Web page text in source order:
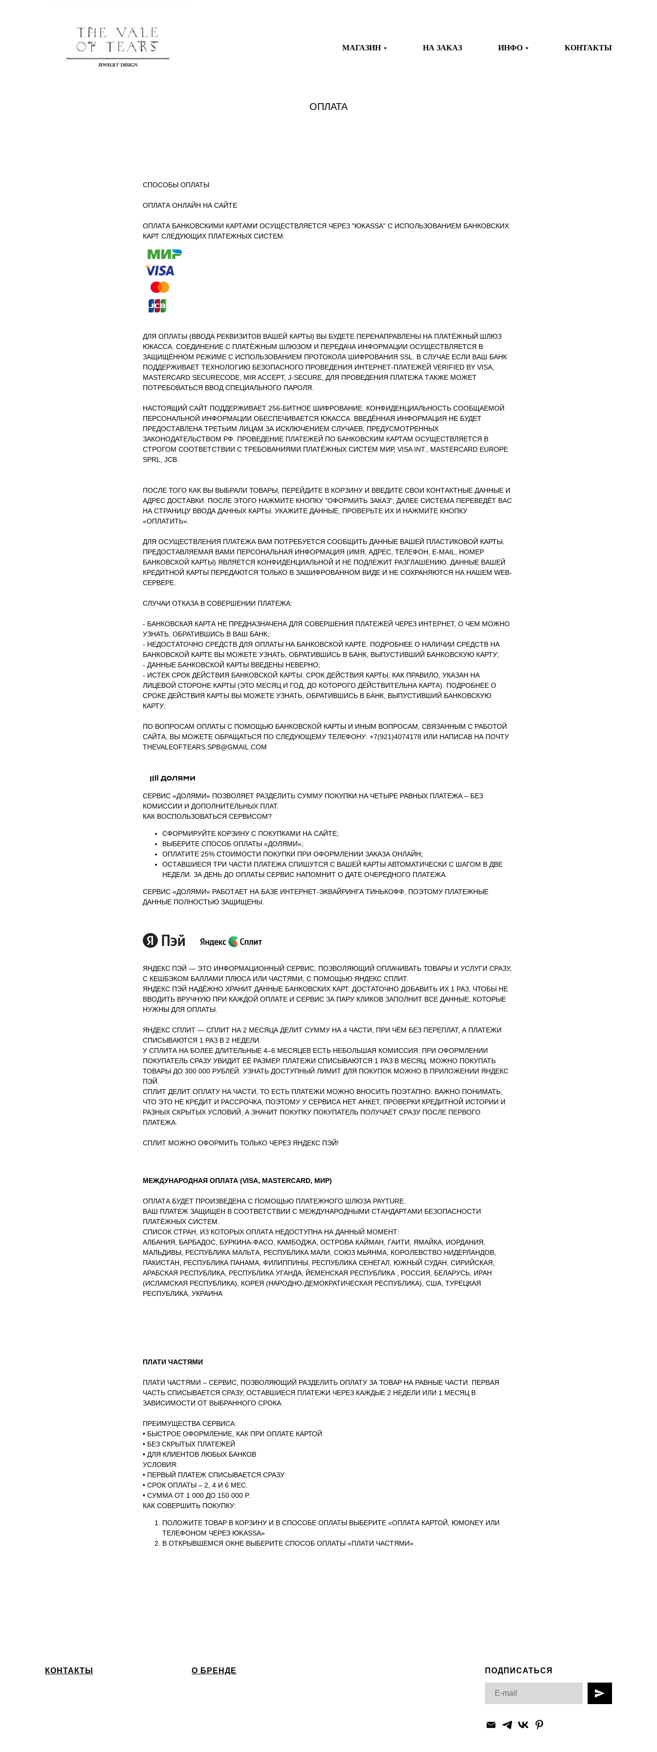
МАГАЗИН НА ЗАКАЗ ИНФО КОНТАКТЫ
ОПЛАТА
СПОСОБЫ ОПЛАТЫ
ОПЛАТА ОНЛАЙН НА САЙТЕ
ОПЛАТА БАНКОВСКИМИ КАРТАМИ ОСУЩЕСТВЛЯЕТСЯ ЧЕРЕЗ "ЮKASSA" С ИСПОЛЬЗОВАНИЕМ БАНКОВСКИХ
КАРТ СЛЕДУЮЩИХ ПЛАТЕЖНЫХ СИСТЕМ:
ДЛЯ ОПЛАТЫ (ВВОДА РЕКВИЗИТОВ ВАШЕЙ КАРТЫ) ВЫ БУДЕТЕ ПЕРЕНАПРАВЛЕНЫ НА ПЛАТЁЖНЫЙ ШЛЮЗ
ЮКАССА. СОЕДИНЕНИЕ С ПЛАТЁЖНЫМ ШЛЮЗОМ И ПЕРЕДАЧА ИНФОРМАЦИИ ОСУЩЕСТВЛЯЕТСЯ В
ЗАЩИЩЁННОМ РЕЖИМЕ С ИСПОЛЬЗОВАНИЕМ ПРОТОКОЛА ШИФРОВАНИЯ SSL. В СЛУЧАЕ ЕСЛИ ВАШ БАНК
ПОДДЕРЖИВАЕТ ТЕХНОЛОГИЮ БЕЗОПАСНОГО ПРОВЕДЕНИЯ ИНТЕРНЕТ-ПЛАТЕЖЕЙ VERIFIED BY VISA,
MASTERCARD SECURECODE, MIR ACCEPT, J-SECURE, ДЛЯ ПРОВЕДЕНИЯ ПЛАТЕЖА ТАКЖЕ МОЖЕТ
ПОТРЕБОВАТЬСЯ ВВОД СПЕЦИАЛЬНОГО ПАРОЛЯ.
НАСТОЯЩИЙ САЙТ ПОДДЕРЖИВАЕТ 256-БИТНОЕ ШИФРОВАНИЕ. КОНФИДЕНЦИАЛЬНОСТЬ СООБЩАЕМОЙ
ПЕРСОНАЛЬНОЙ ИНФОРМАЦИИ ОБЕСПЕЧИВАЕТСЯ ЮКАССА. ВВЕДЁННАЯ ИНФОРМАЦИЯ НЕ БУДЕТ
ПРЕДОСТАВЛЕНА ТРЕТЬИМ ЛИЦАМ ЗА ИСКЛЮЧЕНИЕМ СЛУЧАЕВ, ПРЕДУСМОТРЕННЫХ
ЗАКОНОДАТЕЛЬСТВОМ РФ. ПРОВЕДЕНИЕ ПЛАТЕЖЕЙ ПО БАНКОВСКИМ КАРТАМ ОСУЩЕСТВЛЯЕТСЯ В
СТРОГОМ СООТВЕТСТВИИ С ТРЕБОВАНИЯМИ ПЛАТЁЖНЫХ СИСТЕМ МИР, VISA INT., MASTERCARD EUROPE
SPRL, JCB.
ПОСЛЕ ТОГО КАК ВЫ ВЫБРАЛИ ТОВАРЫ, ПЕРЕЙДИТЕ В КОРЗИНУ И ВВЕДИТЕ СВОИ КОНТАКТНЫЕ ДАННЫЕ И
АДРЕС ДОСТАВКИ. ПОСЛЕ ЭТОГО НАЖМИТЕ КНОПКУ "ОФОРМИТЬ ЗАКАЗ", ДАЛЕЕ СИСТЕМА ПЕРЕВЕДЁТ ВАС
НА СТРАНИЦУ ВВОДА ДАННЫХ КАРТЫ. УКАЖИТЕ ДАННЫЕ, ПРОВЕРЬТЕ ИХ И НАЖМИТЕ КНОПКУ
«ОПЛАТИТЬ».
ДЛЯ ОСУЩЕСТВЛЕНИЯ ПЛАТЕЖА ВАМ ПОТРЕБУЕТСЯ СООБЩИТЬ ДАННЫЕ ВАШЕЙ ПЛАСТИКОВОЙ КАРТЫ.
ПРЕДОСТАВЛЯЕМАЯ ВАМИ ПЕРСОНАЛЬНАЯ ИНФОРМАЦИЯ (ИМЯ, АДРЕС, ТЕЛЕФОН, E-MAIL, НОМЕР
БАНКОВСКОЙ КАРТЫ) ЯВЛЯЕТСЯ КОНФИДЕНЦИАЛЬНОЙ И НЕ ПОДЛЕЖИТ РАЗГЛАШЕНИЮ. ДАННЫЕ ВАШЕЙ
КРЕДИТНОЙ КАРТЫ ПЕРЕДАЮТСЯ ТОЛЬКО В ЗАШИФРОВАННОМ ВИДЕ И НЕ СОХРАНЯЮТСЯ НА НАШЕМ WEB-
СЕРВЕРЕ.
СЛУЧАИ ОТКАЗА В СОВЕРШЕНИИ ПЛАТЕЖА:
- БАНКОВСКАЯ КАРТА НЕ ПРЕДНАЗНАЧЕНА ДЛЯ СОВЕРШЕНИЯ ПЛАТЕЖЕЙ ЧЕРЕЗ ИНТЕРНЕТ, О ЧЕМ МОЖНО
УЗНАТЬ, ОБРАТИВШИСЬ В ВАШ БАНК;
- НЕДОСТАТОЧНО СРЕДСТВ ДЛЯ ОПЛАТЫ НА БАНКОВСКОЙ КАРТЕ. ПОДРОБНЕЕ О НАЛИЧИИ СРЕДСТВ НА
БАНКОВСКОЙ КАРТЕ ВЫ МОЖЕТЕ УЗНАТЬ, ОБРАТИВШИСЬ В БАНК, ВЫПУСТИВШИЙ БАНКОВСКУЮ КАРТУ;
- ДАННЫЕ БАНКОВСКОЙ КАРТЫ ВВЕДЕНЫ НЕВЕРНО;
- ИСТЕК СРОК ДЕЙСТВИЯ БАНКОВСКОЙ КАРТЫ. СРОК ДЕЙСТВИЯ КАРТЫ, КАК ПРАВИЛО, УКАЗАН НА
ЛИЦЕВОЙ СТОРОНЕ КАРТЫ (ЭТО МЕСЯЦ И ГОД, ДО КОТОРОГО ДЕЙСТВИТЕЛЬНА КАРТА). ПОДРОБНЕЕ О
СРОКЕ ДЕЙСТВИЯ КАРТЫ ВЫ МОЖЕТЕ УЗНАТЬ, ОБРАТИВШИСЬ В БАНК, ВЫПУСТИВШИЙ БАНКОВСКУЮ
КАРТУ;
ПО ВОПРОСАМ ОПЛАТЫ С ПОМОЩЬЮ БАНКОВСКОЙ КАРТЫ И ИНЫМ ВОПРОСАМ, СВЯЗАННЫМ С РАБОТОЙ
САЙТА, ВЫ МОЖЕТЕ ОБРАЩАТЬСЯ ПО СЛЕДУЮЩЕМУ ТЕЛЕФОНУ: +7(921)4074178 ИЛИ НАПИСАВ НА ПОЧТУ
THEVALEOFTEARS.SPB@GMAIL.COM
СЕРВИС «ДОЛЯМИ» ПОЗВОЛЯЕТ РАЗДЕЛИТЬ СУММУ ПОКУПКИ НА ЧЕТЫРЕ РАВНЫХ ПЛАТЕЖА – БЕЗ
КОМИССИИ И ДОПОЛНИТЕЛЬНЫХ ПЛАТ.
КАК ВОСПОЛЬЗОВАТЬСЯ СЕРВИСОМ?
СФОРМИРУЙТЕ КОРЗИНУ С ПОКУПКАМИ НА САЙТЕ;
ВЫБЕРИТЕ СПОСОБ ОПЛАТЫ «ДОЛЯМИ»;
ОПЛАТИТЕ 25% СТОИМОСТИ ПОКУПКИ ПРИ ОФОРМЛЕНИИ ЗАКАЗА ОНЛАЙН;
ОСТАВШИЕСЯ ТРИ ЧАСТИ ПЛАТЕЖА СПИШУТСЯ С ВАШЕЙ КАРТЫ АВТОМАТИЧЕСКИ С ШАГОМ В ДВЕ
НЕДЕЛИ. ЗА ДЕНЬ ДО ОПЛАТЫ СЕРВИС НАПОМНИТ О ДАТЕ ОЧЕРЕДНОГО ПЛАТЕЖА.
СЕРВИС «ДОЛЯМИ» РАБОТАЕТ НА БАЗЕ ИНТЕРНЕТ-ЭКВАЙРИНГА ТИНЬКОФФ, ПОЭТОМУ ПЛАТЕЖНЫЕ
ДАННЫЕ ПОЛНОСТЬЮ ЗАЩИЩЕНЫ.
ЯНДЕКС ПЭЙ — ЭТО ИНФОРМАЦИОННЫЙ СЕРВИС, ПОЗВОЛЯЮЩИЙ ОПЛАЧИВАТЬ ТОВАРЫ И УСЛУГИ СРАЗУ,
С КЕШБЭКОМ БАЛЛАМИ ПЛЮСА ИЛИ ЧАСТЯМИ, С ПОМОЩЬЮ ЯНДЕКС СПЛИТ.
ЯНДЕКС ПЭЙ НАДЁЖНО ХРАНИТ ДАННЫЕ БАНКОВСКИХ КАРТ. ДОСТАТОЧНО ДОБАВИТЬ ИХ 1 РАЗ, ЧТОБЫ НЕ
ВВОДИТЬ ВРУЧНУЮ ПРИ КАЖДОЙ ОПЛАТЕ И СЕРВИС ЗА ПАРУ КЛИКОВ ЗАПОЛНИТ ВСЕ ДАННЫЕ, КОТОРЫЕ
НУЖНЫ ДЛЯ ОПЛАТЫ.
ЯНДЕКС СПЛИТ — СПЛИТ НА 2 МЕСЯЦА ДЕЛИТ СУММУ НА 4 ЧАСТИ, ПРИ ЧЁМ БЕЗ ПЕРЕПЛАТ, А ПЛАТЕЖИ
СПИСЫВАЮТСЯ 1 РАЗ В 2 НЕДЕЛИ.
У СПЛИТА НА БОЛЕЕ ДЛИТЕЛЬНЫЕ 4–6 МЕСЯЦЕВ ЕСТЬ НЕБОЛЬШАЯ КОМИССИЯ: ПРИ ОФОРМЛЕНИИ
ПОКУПАТЕЛЬ СРАЗУ УВИДИТ ЕЁ РАЗМЕР. ПЛАТЕЖИ СПИСЫВАЮТСЯ 1 РАЗ В МЕСЯЦ. МОЖНО ПОКУПАТЬ
ТОВАРЫ ДО 300 000 РУБЛЕЙ. УЗНАТЬ ДОСТУПНЫЙ ЛИМИТ ДЛЯ ПОКУПОК МОЖНО В ПРИЛОЖЕНИИ ЯНДЕКС
ПЭЙ.
СПЛИТ ДЕЛИТ ОПЛАТУ НА ЧАСТИ, ТО ЕСТЬ ПЛАТЕЖИ МОЖНО ВНОСИТЬ ПОЭТАПНО. ВАЖНО ПОНИМАТЬ,
ЧТО ЭТО НЕ КРЕДИТ И РАССРОЧКА, ПОЭТОМУ У СЕРВИСА НЕТ АНКЕТ, ПРОВЕРКИ КРЕДИТНОЙ ИСТОРИИ И
РАЗНЫХ СКРЫТЫХ УСЛОВИЙ, А ЗНАЧИТ ПОКУПКУ ПОКУПАТЕЛЬ ПОЛУЧАЕТ СРАЗУ ПОСЛЕ ПЕРВОГО
ПЛАТЕЖА.
СПЛИТ МОЖНО ОФОРМИТЬ ТОЛЬКО ЧЕРЕЗ ЯНДЕКС ПЭЙ!
МЕЖДУНАРОДНАЯ ОПЛАТА (VISA, MASTERCARD, МИР)
ОПЛАТА БУДЕТ ПРОИЗВЕДЕНА С ПОМОЩЬЮ ПЛАТЕЖНОГО ШЛЮЗА PAYTURE.
ВАШ ПЛАТЕЖ ЗАЩИЩЕН В СООТВЕТСТВИИ С МЕЖДУНАРОДНЫМИ СТАНДАРТАМИ БЕЗОПАСНОСТИ
ПЛАТЁЖНЫХ СИСТЕМ.
СПИСОК СТРАН, ИЗ КОТОРЫХ ОПЛАТА НЕДОСТУПНА НА ДАННЫЙ МОМЕНТ:
АЛБАНИЯ, БАРБАДОС, БУРКИНА-ФАСО, КАМБОДЖА, ОСТРОВА КАЙМАН, ГАИТИ, ЯМАЙКА, ИОРДАНИЯ,
МАЛЬДИВЫ, РЕСПУБЛИКА МАЛЬТА, РЕСПУБЛИКА МАЛИ, СОЮЗ МЬЯНМА, КОРОЛЕВСТВО НИДЕРЛАНДОВ,
ПАКИСТАН, РЕСПУБЛИКА ПАНАМА, ФИЛИППИНЫ, РЕСПУБЛИКА СЕНЕГАЛ, ЮЖНЫЙ СУДАН, СИРИЙСКАЯ,
АРАБСКАЯ РЕСПУБЛИКА, РЕСПУБЛИКА УГАНДА, ЙЕМЕНСКАЯ РЕСПУБЛИКА , РОССИЯ, БЕЛАРУСЬ, ИРАН
(ИСЛАМСКАЯ РЕСПУБЛИКА), КОРЕЯ (НАРОДНО-ДЕМОКРАТИЧЕСКАЯ РЕСПУБЛИКА), США, ТУРЕЦКАЯ
РЕСПУБЛИКА, УКРАИНА
ПЛАТИ ЧАСТЯМИ
ПЛАТИ ЧАСТЯМИ – СЕРВИС, ПОЗВОЛЯЮЩИЙ РАЗДЕЛИТЬ ОПЛАТУ ЗА ТОВАР НА РАВНЫЕ ЧАСТИ. ПЕРВАЯ
ЧАСТЬ СПИСЫВАЕТСЯ СРАЗУ, ОСТАВШИЕСЯ ПЛАТЕЖИ ЧЕРЕЗ КАЖДЫЕ 2 НЕДЕЛИ ИЛИ 1 МЕСЯЦ В
ЗАВИСИМОСТИ ОТ ВЫБРАННОГО СРОКА.
ПРЕИМУЩЕСТВА СЕРВИСА:
• БЫСТРОЕ ОФОРМЛЕНИЕ, КАК ПРИ ОПЛАТЕ КАРТОЙ
• БЕЗ СКРЫТЫХ ПЛАТЕЖЕЙ
• ДЛЯ КЛИЕНТОВ ЛЮБЫХ БАНКОВ
УСЛОВИЯ:
• ПЕРВЫЙ ПЛАТЕЖ СПИСЫВАЕТСЯ СРАЗУ
• СРОК ОПЛАТЫ – 2, 4 И 6 МЕС.
• СУММА ОТ 1 000 ДО 150 000 Р.
КАК СОВЕРШИТЬ ПОКУПКУ:
ПОЛОЖИТЕ ТОВАР В КОРЗИНУ И В СПОСОБЕ ОПЛАТЫ ВЫБЕРИТЕ «ОПЛАТА КАРТОЙ, ЮMONEY ИЛИ
ТЕЛЕФОНОМ ЧЕРЕЗ ЮKASSA»
В ОТКРЫВШЕМСЯ ОКНЕ ВЫБЕРИТЕ СПОСОБ ОПЛАТЫ «ПЛАТИ ЧАСТЯМИ».
КОНТАКТЫ О БРЕНДЕ ПОДПИСАТЬСЯ